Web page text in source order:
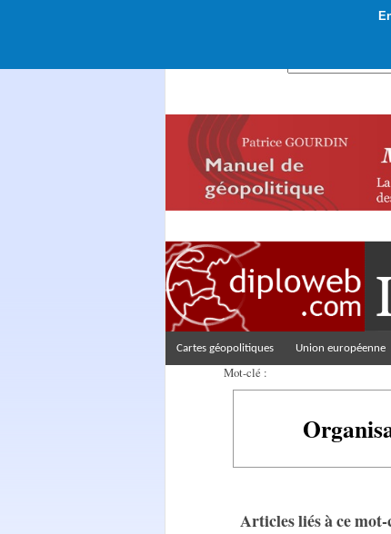
Cartes géopolitiques Union européenne
Mot-clé :
Articles liés à ce mot-